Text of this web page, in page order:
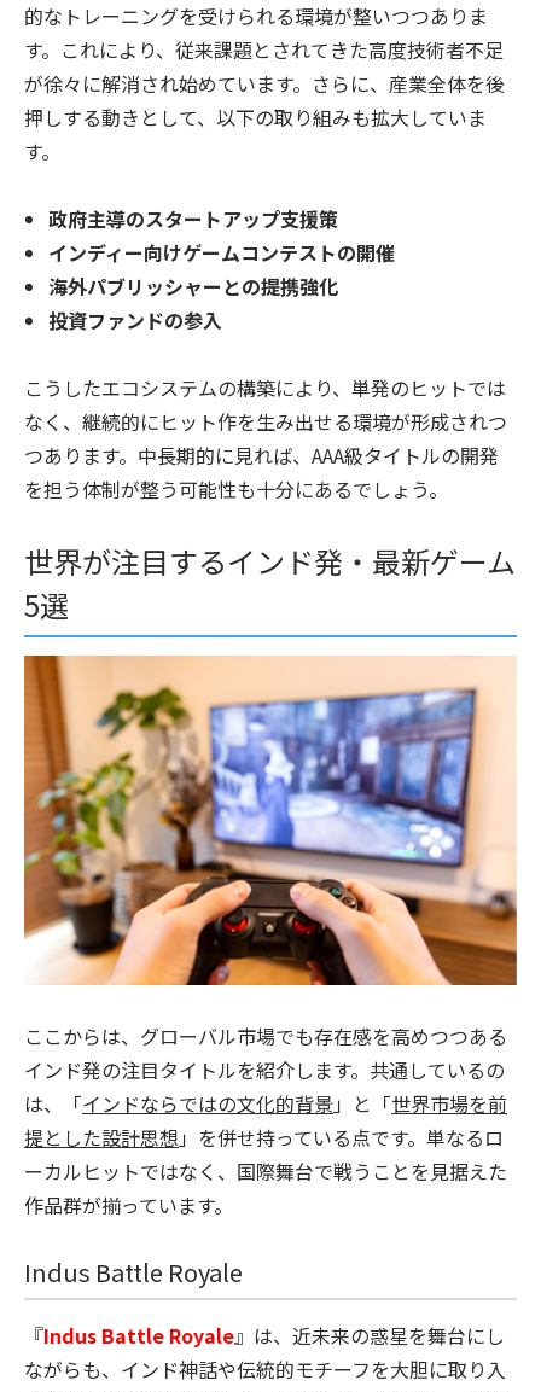
的なトレーニングを受けられる環境が整いつつありま
す。これにより、従来課題とされてきた高度技術者不足
が徐々に解消され始めています。さらに、産業全体を後
押しする動きとして、以下の取り組みも拡大していま
す。
政府主導のスタートアップ支援策
インディー向けゲームコンテストの開催
海外パブリッシャーとの提携強化
投資ファンドの参入
こうしたエコシステムの構築により、単発のヒットでは
なく、継続的にヒット作を生み出せる環境が形成されつ
つあります。中長期的に見れば、AAA級タイトルの開発
を担う体制が整う可能性も十分にあるでしょう。
世界が注目するインド発・最新ゲーム
5選
ここからは、グローバル市場でも存在感を高めつつある
インド発の注目タイトルを紹介します。共通しているの
は、「インドならではの文化的背景」と「世界市場を前
提とした設計思想 」を併せ持っている点です。単なるロ
ーカルヒットではなく、国際舞台で戦うことを見据えた
作品群が揃っています。
Indus Battle Royale
『Indus Battle Royale』は、近未来の惑星を舞台にし
ながらも、インド神話や伝統的モチーフを大胆に取り入